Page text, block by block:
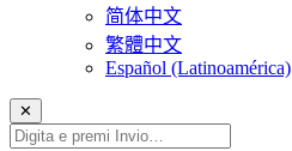
简体中文
繁體中文
Español (Latinoamérica)
✕